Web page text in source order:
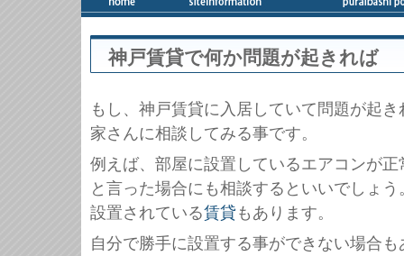
神戸賃貸で何か問題が起きれば
もし、神戸賃貸に入居していて問題が起
家さんに相談してみる事です。
例えば、部屋に設置しているエアコンが
と言った場合にも相談するといいでしょ
設置されている賃貸 もあります。
自分で勝手に設置する事ができない場合